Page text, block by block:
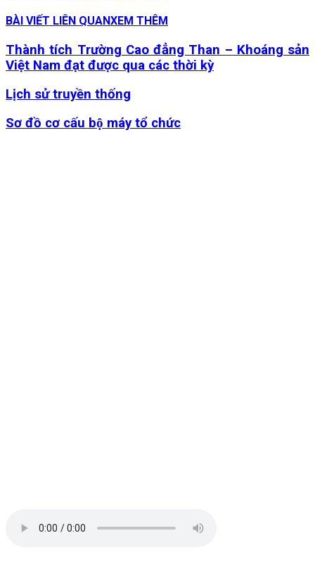
BÀI VIẾT LIÊN QUANXEM THÊM
Thành tích Trường Cao đẳng Than – Khoáng sản
Việt Nam đạt được qua các thời kỳ
Lịch sử truyền thống
Sơ đồ cơ cấu bộ máy tổ chức